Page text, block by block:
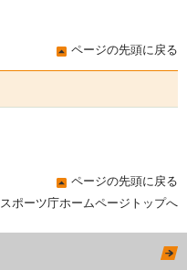
ページの先頭に戻る
ページの先頭に戻る
スポーツ庁ホームページトップへ